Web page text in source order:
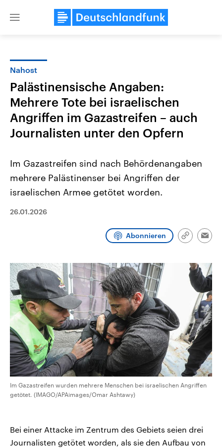
Close
Landtagswahl Sachsen-Anhalt
2026
Alle Informationen
Sachsen-Anhalt wählt am 6.
Landtag. Seit 2021 wird das
Wahlprogramme, aktuelle Berichte
Wahl.
USA
Aktuelle Beiträge,
Hintergründe
Wirtschaftlich und
aktuelle Weltgeschehen.
Audio-Archiv
Nahost
Palästinensische Angaben:
Mehrere Tote bei israelischen
Angriffen im Gazastreifen – auch
Journalisten unter den Opfern
Im Gazastreifen sind nach Behördenangaben
mehrere Palästinenser bei Angriffen der
israelischen Armee getötet worden.
26.01.2026
Abonnieren
Link
Im Gazastreifen wurden mehrere Menschen bei israelischen Angriffen
getötet. (IMAGO/APAimages/Omar Ashtawy)
Bei einer Attacke im Zentrum des Gebiets seien drei
Journalisten getötet worden, als sie den Aufbau von